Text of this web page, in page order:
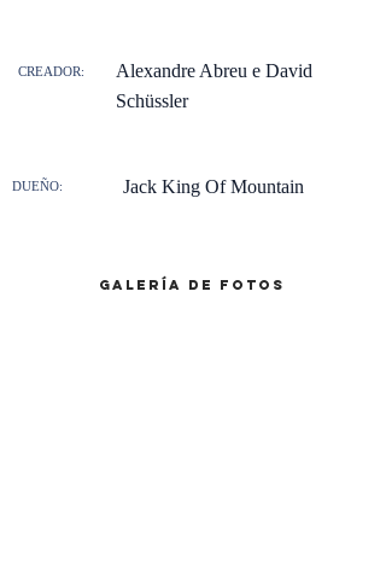
Alexandre Abreu e David
Schüssler
CREADOR:
DUEÑO: Jack King Of Mountain
galería de fotos